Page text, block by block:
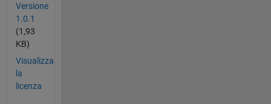
Versione
1.0.1
(1,93
KB)
Visualizza
la
licenza